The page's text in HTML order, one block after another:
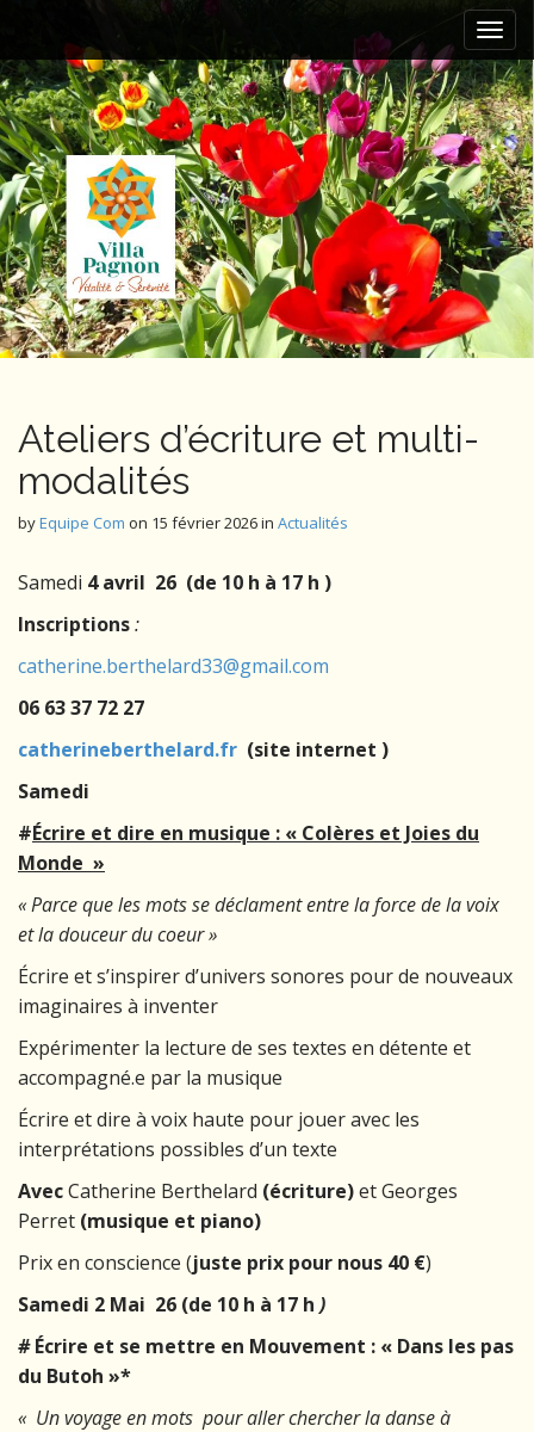
i
n
m
e
n
u
i
p
t
o
c
o
n
t
e
n
t
Ateliers d’écriture et multi-
modalités
byEquipe Com on 15 février 2026in Actualités
Samedi 4 avril 26 (de 10 h à 17 h )
Inscriptions:
catherine.berthelard33@gmail.com
06 63 37 72 27
catherineberthelard.fr (site internet )
Samedi
#Écrire et dire en musique : « Colères et Joies du
Monde »
« Parce que les mots se déclament entre la force de la voix
et la douceur du coeur »
Écrire et s’inspirer d’univers sonores pour de nouveaux
imaginaires à inventer
Expérimenter la lecture de ses textes en détente et
accompagné.e par la musique
Écrire et dire à voix haute pour jouer avec les
interprétations possibles d’un texte
AvecCatherine Berthelard (écriture)et Georges
Perret (musique et piano)
Prix en conscience (juste prix pour nous 40 €)
Samedi 2 Mai 26 (de 10 h à 17 h )
#Écrire et se mettre en Mouvement : « Dans les pas
du Butoh »*
« Un voyage en mots pour aller chercher la danse à